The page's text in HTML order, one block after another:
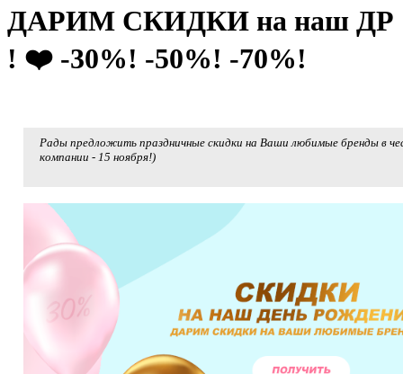
ДАРИМ СКИДКИ на наш ДР
! ❤️ -30%! -50%! -70%!
Рады предложить праздничные скидки на Ваши любимые бренды в
компании - 15 ноября!)